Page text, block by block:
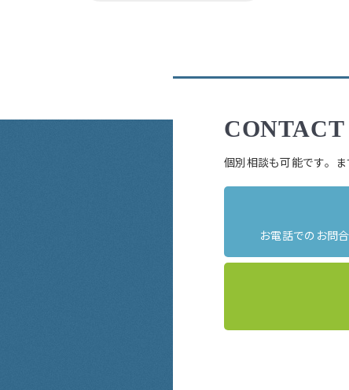
CONTACT
個別相談も可能です。
お電話でのお問